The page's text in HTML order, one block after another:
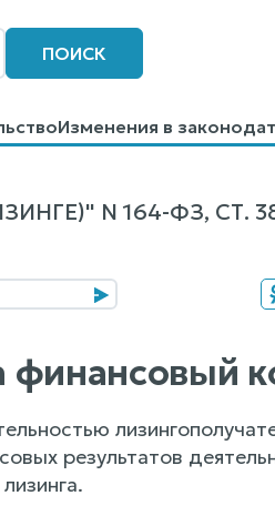
ПОИСК
Изменения в
N 164-ФЗ, СТ.
финансовый
результатов